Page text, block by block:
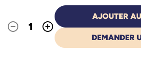
Quantité
- +
AJOUTER
DEMANDER